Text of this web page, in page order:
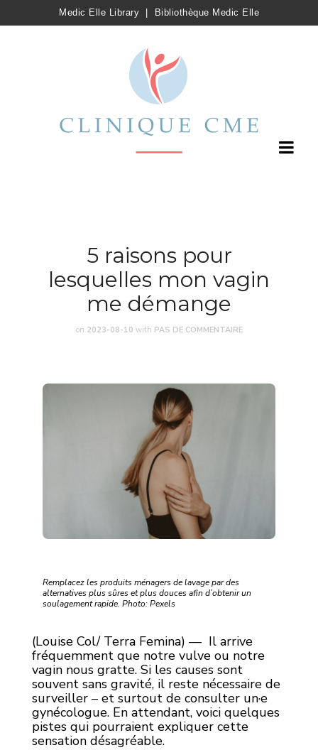
Medic Elle Library Bibliothèque Medic Elle
5 raisons pour
lesquelles mon vagin
me démange
on 2023-08-10 with PAS DE COMMENTAIRE
Remplacez les produits ménagers de lavage par des
alternatives plus sûres et plus douces afin d’obtenir un
soulagement rapide. Photo: Pexels
(Louise Col/ Terra Femina) — Il arrive
fréquemment que notre vulve ou notre
vagin nous gratte. Si les causes sont
souvent sans gravité, il reste nécessaire de
surveiller – et surtout de consulter un·e
gynécologue. En attendant, voici quelques
pistes qui pourraient expliquer cette
sensation désagréable.